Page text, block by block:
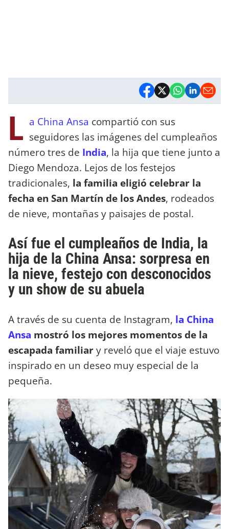
L a China Ansa compartió con sus
seguidores las imágenes del cumpleaños
número tres de India, la hija que tiene junto a
Diego Mendoza. Lejos de los festejos
tradicionales, la familia eligió celebrar la
fecha en San Martín de los Andes, rodeados
de nieve, montañas y paisajes de postal.
Así fue el cumpleaños de India, la
hija de la China Ansa: sorpresa en
la nieve, festejo con desconocidos
y un show de su abuela
A través de su cuenta de Instagram, la China
Ansa mostró los mejores momentos de la
escapada familiary reveló que el viaje estuvo
inspirado en un deseo muy especial de la
pequeña.